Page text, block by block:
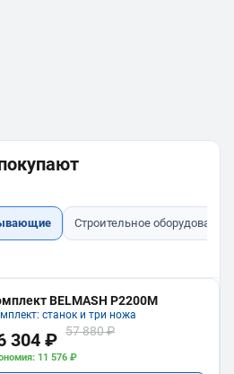
Строительное оборудование
BELMASH P2200M
станок и три ножа
304 ₽ 57 880 ₽
11 576 ₽